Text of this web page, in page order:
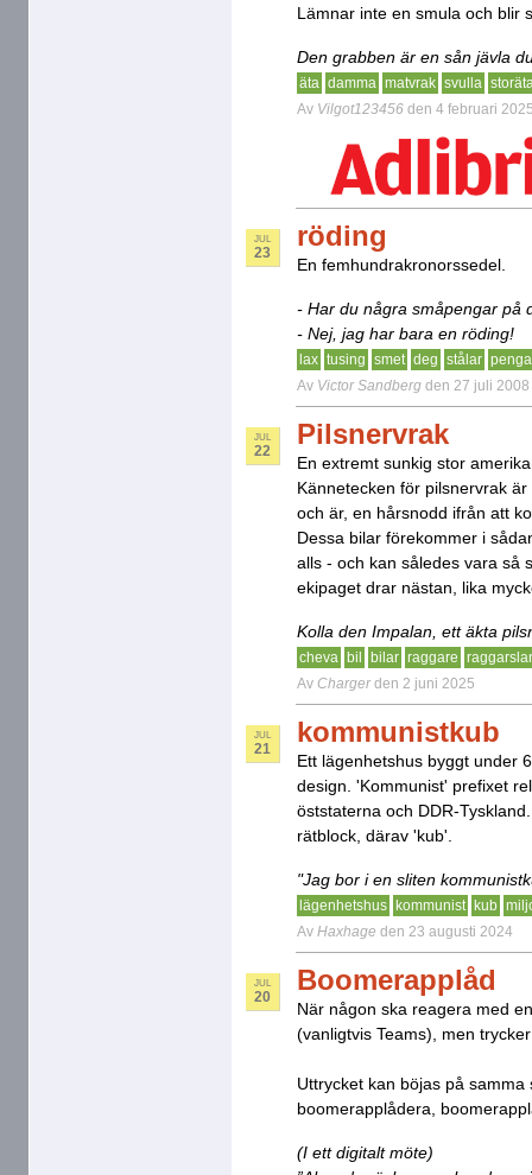
Lämnar inte en smula och blir
Den grabben är en sån jävla
äta damma matvrak svulla
Av Vilgot123456 den 4 februari
JUL
23
röding
En femhundrakronorssedel.
- Har du några småpengar på
- Nej, jag har bara en röding!
lax tusing smet deg stålar
Av Victor Sandberg den 27 juli 2008
JUL
22
Pilsnervrak
En extremt sunkig stor
Kännetecken för pilsnervrak
och är, en hårsnodd ifrån att
Dessa bilar förekommer i
alls - och kan således vara så
ekipaget drar nästan, lika
Kolla den Impalan, ett äkta
cheva bil bilar raggare
Av Charger den 2 juni 2025
JUL
21
kommunistkub
Ett lägenhetshus byggt under
design. 'Kommunist' prefixet
öststaterna och DDR-
rätblock, därav 'kub'.
"Jag bor i en sliten
lägenhetshus kommunist kub
Av Haxhage den 23 augusti 2024
JUL
20
Boomerapplåd
När någon ska reagera med
(vanligtvis Teams), men
Uttrycket kan böjas på
boomerapplådera,
(I ett digitalt möte)